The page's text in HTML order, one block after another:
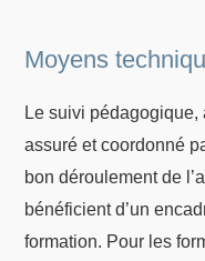
Moyens
Le suivi
assuré et coordonné
bon déroulement de
bénéficient d’un
formation. Pour les